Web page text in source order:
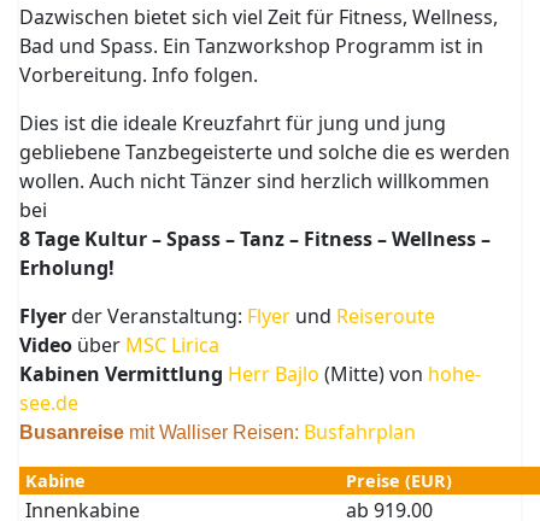
Dazwischen bietet sich viel Zeit für Fitness, Wellness,
Bad und Spass. Ein Tanzworkshop Programm ist in
Vorbereitung. Info folgen.
Dies ist die ideale Kreuzfahrt für jung und jung
gebliebene Tanzbegeisterte und solche die es werden
wollen. Auch nicht Tänzer sind herzlich willkommen
bei
8 Tage Kultur – Spass – Tanz – Fitness – Wellness –
Erholung!
Flyerder Veranstaltung: Flyer und Reiseroute
Video über MSC Lirica
Kabinen Vermittlung Herr Bajlo (Mitte) von hohe-
see.de
Busanreise mit Walliser Reisen: Busfahrplan
Kabine Preise (EUR)
Innenkabine
ab 919.00